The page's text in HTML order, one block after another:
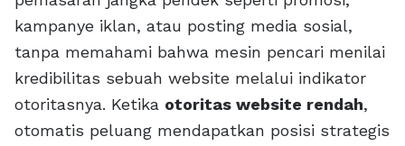
kampanye iklan, atau posting media sosial,
tanpa memahami bahwa mesin pencari menilai
kredibilitas sebuah website melalui indikator
otoritasnya. Ketika otoritas website rendah,
otomatis peluang mendapatkan posisi strategis